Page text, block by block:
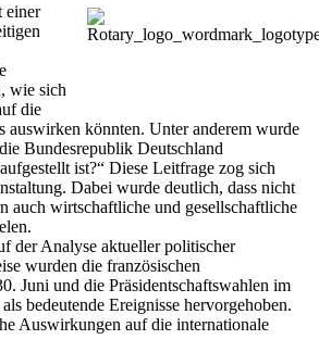
einer
wie sich
die
auswirken könnten. Unter anderem wurde
Bundesrepublik Deutschland
ist?“ Diese Leitfrage zog sich
Dabei wurde deutlich, dass nicht
auch wirtschaftliche und gesellschaftliche
der Analyse aktueller politischer
wurden die französischen
Juni und die Präsidentschaftswahlen im
bedeutende Ereignisse hervorgehoben.
Auswirkungen auf die internationale